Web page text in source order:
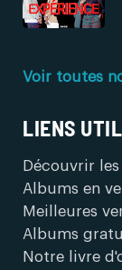
Voir toutes
LIENS
Découvrir
Albums en
Meilleures
Albums
Notre livre